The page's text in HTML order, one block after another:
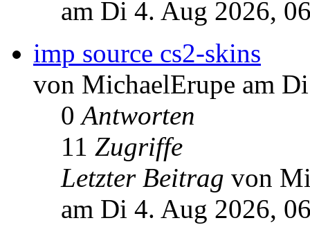
am Di 4. Aug 2026,
imp source cs2-skins
von MichaelErupe am
0Antworten
11 Zugriffe
Letzter Beitrag von
am Di 4. Aug 2026,